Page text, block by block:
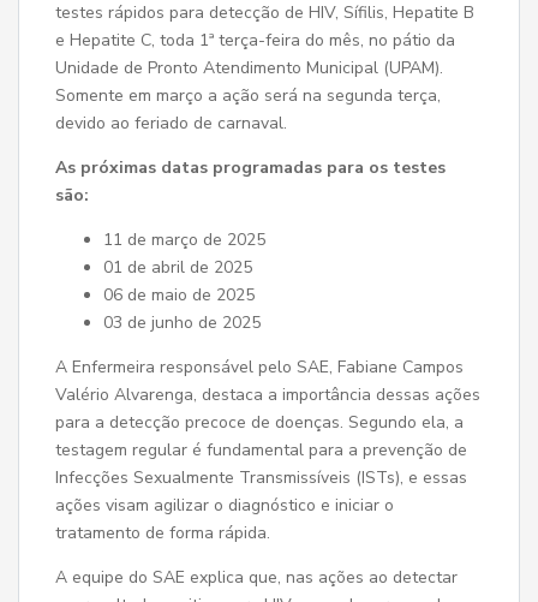
testes rápidos para detecção de HIV, Sífilis, Hepatite B
e Hepatite C, toda 1ª terça-feira do mês, no pátio da
Unidade de Pronto Atendimento Municipal (UPAM).
Somente em março a ação será na segunda terça,
devido ao feriado de carnaval.
As próximas datas programadas para os testes
são:
11 de março de 2025
01 de abril de 2025
06 de maio de 2025
03 de junho de 2025
A Enfermeira responsável pelo SAE, Fabiane Campos
Valério Alvarenga, destaca a importância dessas ações
para a detecção precoce de doenças. Segundo ela, a
testagem regular é fundamental para a prevenção de
Infecções Sexualmente Transmissíveis (ISTs), e essas
ações visam agilizar o diagnóstico e iniciar o
tratamento de forma rápida.
A equipe do SAE explica que, nas ações ao detectar